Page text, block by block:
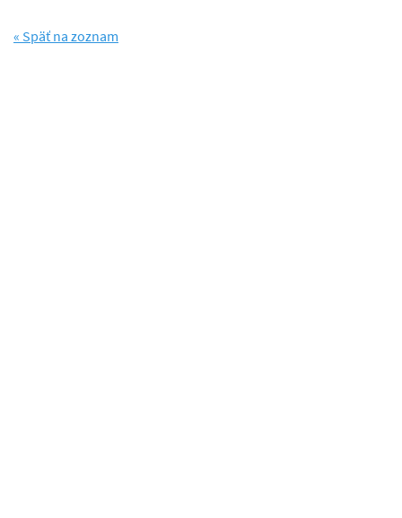
« Späť na zoznam